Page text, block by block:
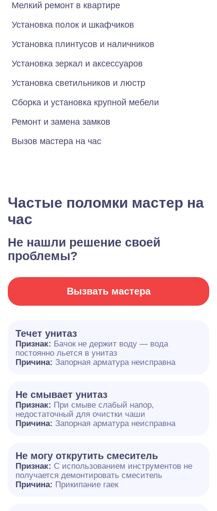
Мелкий ремонт в квартире
Установка полок и шкафчиков
Установка плинтусов и наличников
Установка зеркал и аксессуаров
Установка светильников и люстр
Сборка и установка крупной мебели
Ремонт и замена замков
Вызов мастера на час
Частые поломки мастер на
час
Не нашли решение своей
проблемы?
Вызвать мастера
Течет унитаз
Признак: Бачок не держит воду — вода
постоянно льется в унитаз
Причина: Запорная арматура неисправна
Не смывает унитаз
Признак: При смыве слабый напор,
недостаточный для очистки чаши
Причина: Запорная арматура неисправна
Не могу открутить смеситель
Признак: С использованием инструментов не
получается демонтировать смеситель
Причина: Прикипание гаек